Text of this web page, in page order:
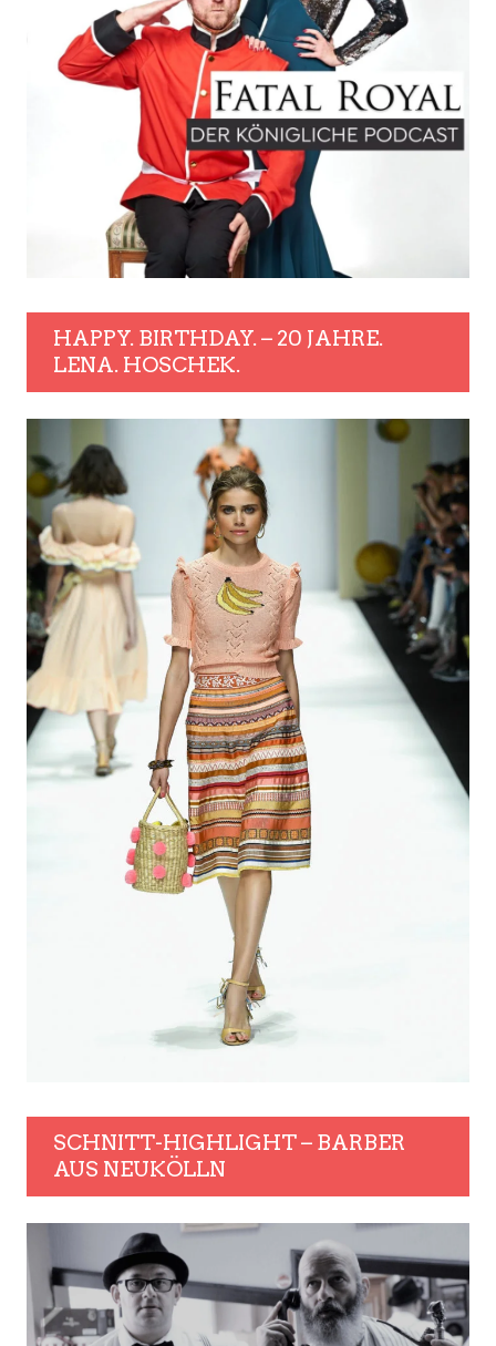
HAPPY. BIRTHDAY. – 20 JAHRE.
LENA. HOSCHEK.
SCHNITT-HIGHLIGHT – BARBER
AUS NEUKÖLLN